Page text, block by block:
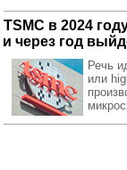
TSMC в 2024
и через год
Речь
или